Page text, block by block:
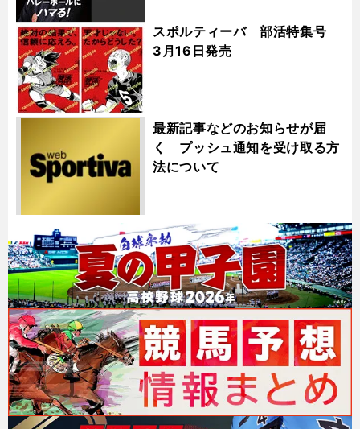
スポルティーバ 部活特集号
3月16日発売
最新記事などのお知らせが届
く プッシュ通知を受け取る方
法について